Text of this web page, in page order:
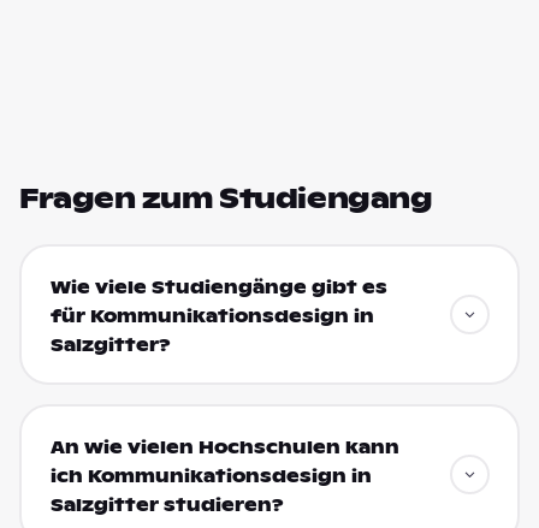
Fragen zum Studiengang
Wie viele Studiengänge gibt es
für Kommunikationsdesign in
Salzgitter?
An wie vielen Hochschulen kann
ich Kommunikationsdesign in
Salzgitter studieren?